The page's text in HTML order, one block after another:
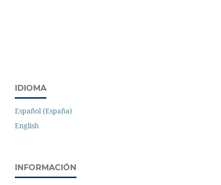
IDIOMA
Español (España)
English
INFORMACIÓN